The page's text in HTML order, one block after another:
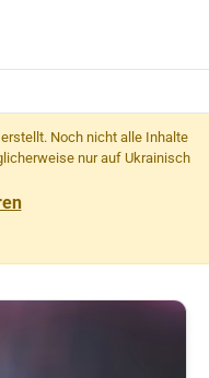
Noch nicht alle Inhalte
nur auf Ukrainisch